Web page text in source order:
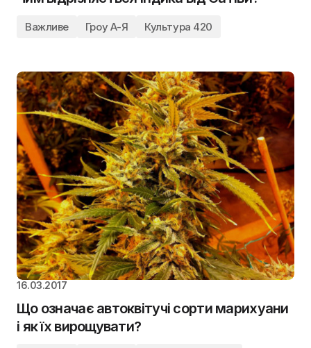
Важливе Гроу А-Я Культура 420
16.03.2017
Що означає автоквітучі сорти марихуани
і як їх вирощувати?